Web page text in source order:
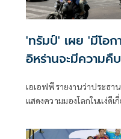
'ทรัมป์' เผย 'มีโอก
อิหร่านจะมีความคื
เอเอฟพีรายงานว่าประธ
แสดงความมองโลกในแง่ดี
ที่สามติดต่อกัน